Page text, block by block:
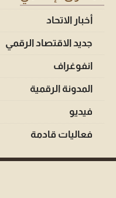
أخبار الاتحاد
جديد الاقتصاد الرقمي
انفوغراف
المدونة الرقمية
فيديو
فعاليات قادمة